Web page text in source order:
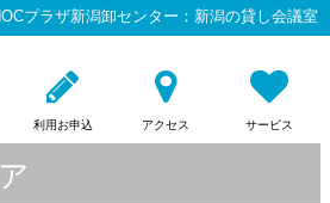
プラザ新潟卸センター：新潟の貸し会議室
利用お申込 アクセス サービス